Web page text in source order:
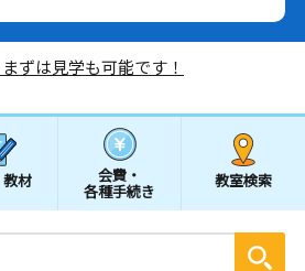
ずは見学も可能です！
材 会費・
各種手続き
教室検索